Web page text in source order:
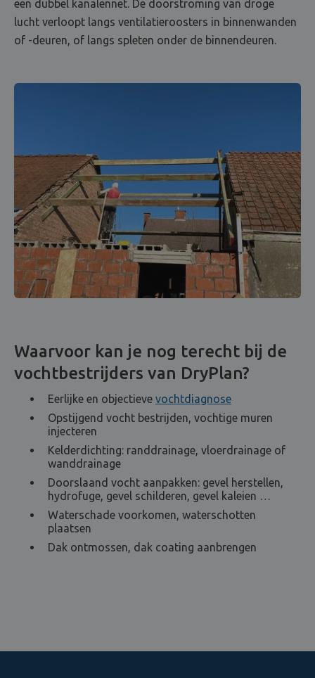
een dubbel kanalennet. De doorstroming van droge
lucht verloopt langs ventilatieroosters in binnenwanden
of -deuren, of langs spleten onder de binnendeuren.
Waarvoor kan je nog terecht bij de
vochtbestrijders van DryPlan?
Eerlijke en objectieve vochtdiagnose
Opstijgend vocht bestrijden, vochtige muren
injecteren
Kelderdichting: randdrainage, vloerdrainage of
wanddrainage
Doorslaand vocht aanpakken: gevel herstellen,
hydrofuge, gevel schilderen, gevel kaleien …
Waterschade voorkomen, waterschotten
plaatsen
Dak ontmossen, dak coating aanbrengen